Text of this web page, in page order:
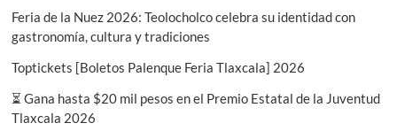
Feria de la Nuez 2026: Teolocholco celebra su identidad con
gastronomía, cultura y tradiciones
Toptickets [Boletos Palenque Feria Tlaxcala] 2026
⏳ Gana hasta $20 mil pesos en el Premio Estatal de la Juventud
Tlaxcala 2026